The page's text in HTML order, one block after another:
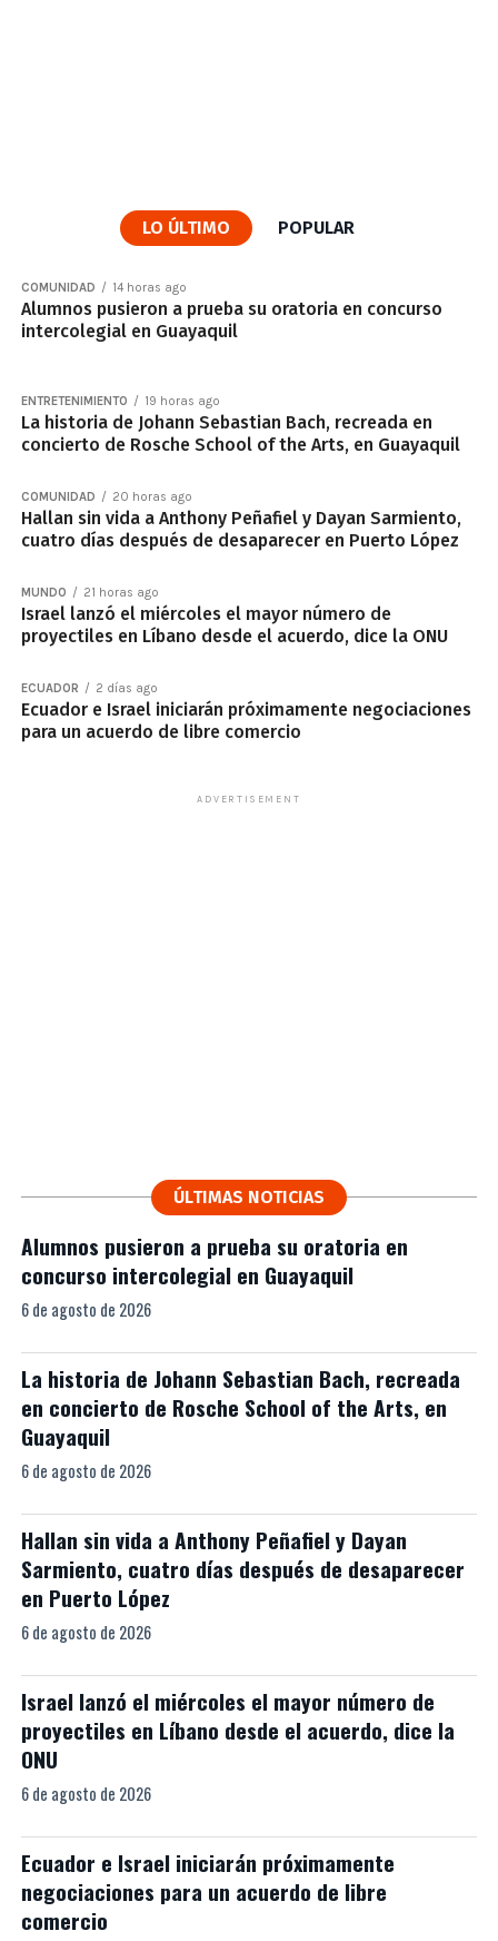
LO ÚLTIMO POPULAR
COMUNIDAD 14 horas ago
Alumnos pusieron a prueba su oratoria en concurso
intercolegial en Guayaquil
ENTRETENIMIENTO 19 horas ago
La historia de Johann Sebastian Bach, recreada en
concierto de Rosche School of the Arts, en Guayaquil
COMUNIDAD 20 horas ago
Hallan sin vida a Anthony Peñafiel y Dayan Sarmiento,
cuatro días después de desaparecer en Puerto López
MUNDO 21 horas ago
Israel lanzó el miércoles el mayor número de
proyectiles en Líbano desde el acuerdo, dice la ONU
ECUADOR 2 días ago
Ecuador e Israel iniciarán próximamente negociaciones
para un acuerdo de libre comercio
ADVERTISEMENT
ÚLTIMAS NOTICIAS
Alumnos pusieron a prueba su oratoria en
concurso intercolegial en Guayaquil
6 de agosto de 2026
La historia de Johann Sebastian Bach, recreada
en concierto de Rosche School of the Arts, en
Guayaquil
6 de agosto de 2026
Hallan sin vida a Anthony Peñafiel y Dayan
Sarmiento, cuatro días después de desaparecer
en Puerto López
6 de agosto de 2026
Israel lanzó el miércoles el mayor número de
proyectiles en Líbano desde el acuerdo, dice la
ONU
6 de agosto de 2026
Ecuador e Israel iniciarán próximamente
negociaciones para un acuerdo de libre
comercio